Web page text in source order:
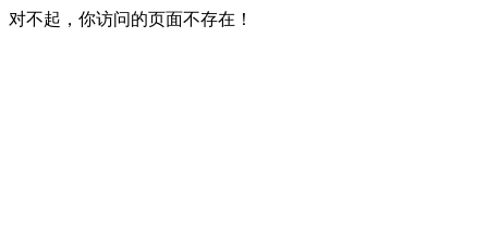
对不起，你访问的页面不存在！